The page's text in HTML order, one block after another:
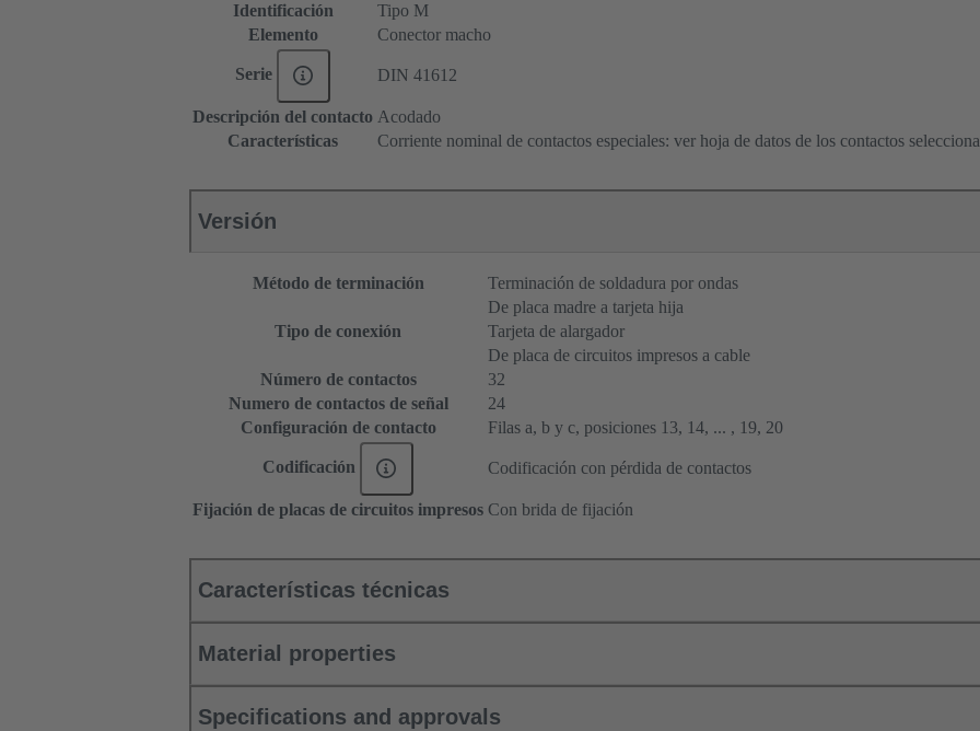
Identificación
Tipo M
Elemento
Conector macho
Serie DIN 41612
Descripción del contacto Acodado
Características
Corriente nominal de contactos especiales: ver hoja de datos de los contactos
Versión
Método de terminación Terminación de soldadura por ondas
Tipo de conexión
De placa madre a tarjeta hija
Tarjeta de alargador
De placa de circuitos impresos a cable
Número de contactos
32
Numero de contactos de señal
24
Configuración de contacto
Filas a, b y c, posiciones 13, 14, ... , 19, 20
Codificación Codificación con pérdida de contactos
Fijación de placas de circuitos impresos Con brida de fijación
Características técnicas
Material properties
Specifications and approvals